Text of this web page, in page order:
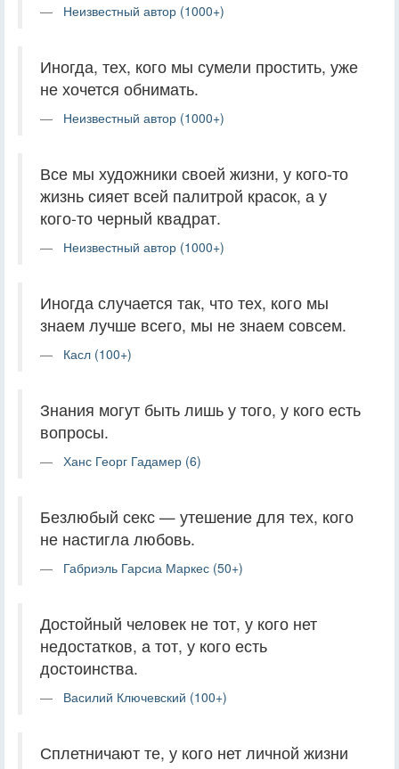
Неизвестный автор (1000+)
Иногда, тех, кого мы сумели простить, уже
не хочется обнимать.
Неизвестный автор (1000+)
Все мы художники своей жизни, у кого-то
жизнь сияет всей палитрой красок, а у
кого-то черный квадрат.
Неизвестный автор (1000+)
Иногда случается так, что тех, кого мы
знаем лучше всего, мы не знаем совсем.
Касл (100+)
Знания могут быть лишь у того, у кого есть
вопросы.
Ханс Георг Гадамер (6)
Безлюбый секс — утешение для тех, кого
не настигла любовь.
Габриэль Гарсиа Маркес (50+)
Достойный человек не тот, у кого нет
недостатков, а тот, у кого есть
достоинства.
Василий Ключевский (100+)
Сплетничают те, у кого нет личной жизни